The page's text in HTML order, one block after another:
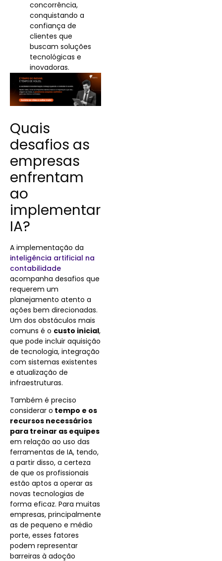
concorrência,
conquistando a
confiança de
clientes que
buscam soluções
tecnológicas e
inovadoras.
Quais
desafios as
empresas
enfrentam
ao
implementar
IA?
A implementação da
inteligência artificial na
contabilidade
acompanha desafios que
requerem um
planejamento atento a
ações bem direcionadas.
Um dos obstáculos mais
comuns é o custo inicial,
que pode incluir aquisição
de tecnologia, integração
com sistemas existentes
e atualização de
infraestruturas.
Também é preciso
considerar o tempo e os
recursos necessários
para treinar as equipes
em relação ao uso das
ferramentas de IA, tendo,
a partir disso, a certeza
de que os profissionais
estão aptos a operar as
novas tecnologias de
forma eficaz. Para muitas
empresas, principalmente
as de pequeno e médio
porte, esses fatores
podem representar
barreiras à adoção